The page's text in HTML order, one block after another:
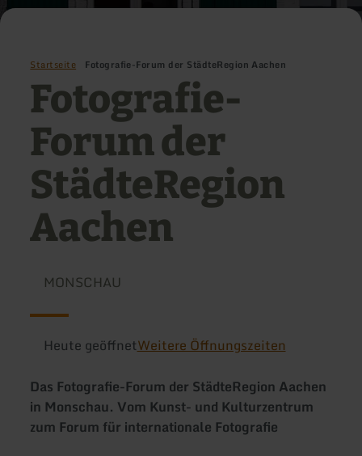
Startseite Fotografie-Forum der StädteRegion Aachen
Fotografie-
Forum der
StädteRegion
Aachen
MONSCHAU
Heute geöffnetWeitere Öffnungszeiten
Das Fotografie-Forum der StädteRegion Aachen
in Monschau. Vom Kunst- und Kulturzentrum
zum Forum für internationale Fotografie